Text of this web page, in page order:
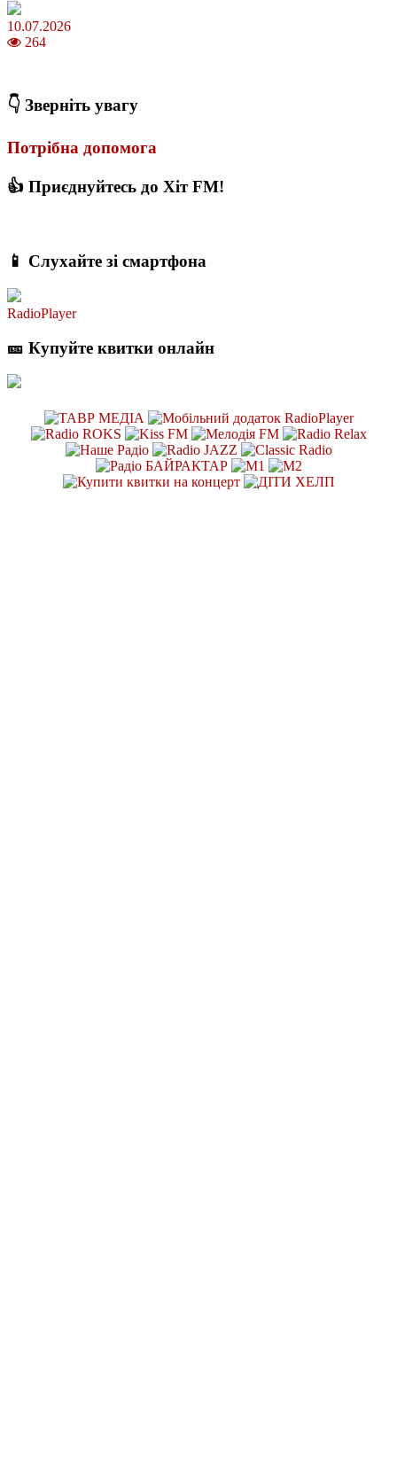
10.07.2026
264
👇 Зверніть увагу
Потрібна допомога
👍 Приєднуйтесь до Хіт FM!
📱 Слухайте зі смартфона
RadioPlayer
🎫 Купуйте квитки онлайн